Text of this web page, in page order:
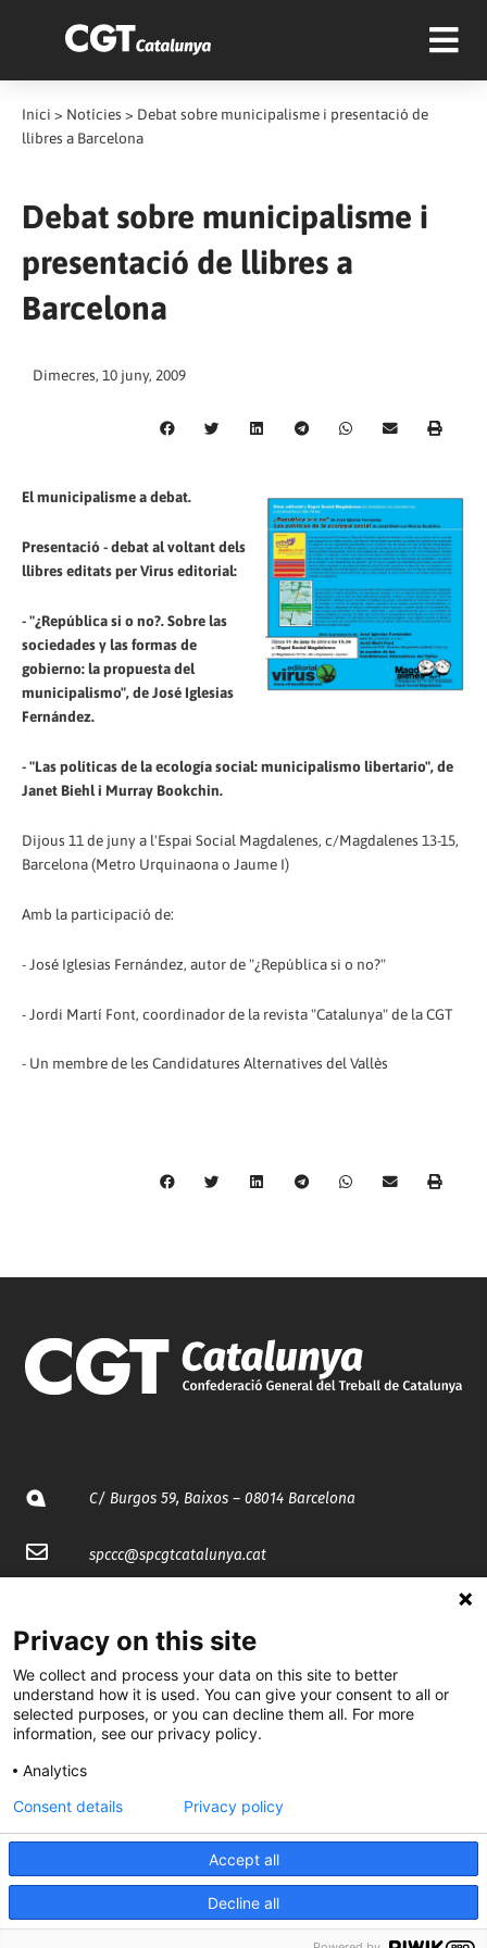
Inici > Notícies > Debat sobre municipalisme i presentació de
llibres a Barcelona
Debat sobre municipalisme i
presentació de llibres a
Barcelona
Dimecres, 10 juny, 2009
El municipalisme a debat.
Presentació - debat al voltant dels
llibres editats per Virus editorial:
- "¿República si o no?. Sobre las
sociedades y las formas de
gobierno: la propuesta del
municipalismo", de José Iglesias
Fernández.
- "Las políticas de la ecología social: municipalismo libertario", de
Janet Biehl i Murray Bookchin.
Dijous 11 de juny a l'Espai Social Magdalenes, c/Magdalenes 13-15,
Barcelona (Metro Urquinaona o Jaume I)
Amb la participació de:
- José Iglesias Fernández, autor de "¿República si o no?"
- Jordi Martí Font, coordinador de la revista "Catalunya" de la CGT
- Un membre de les Candidatures Alternatives del Vallès
C/ Burgos 59, Baixos – 08014 Barcelona
spccc@spcgtcatalunya.cat
@CGTCatalunya
cgtcatalunya
cgtcatalunya
Desenvolupat per
Privacy on this site
We collect and process your data on this site to better
understand how it is used. You can give your consent to all or
selected purposes, or you can decline them all. For more
information, see our privacy policy.
Analytics
Accept all
Decline all
Consent details Privacy policy